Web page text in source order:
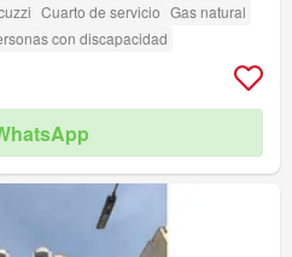
Cuarto de servicio Gas natural
con discapacidad